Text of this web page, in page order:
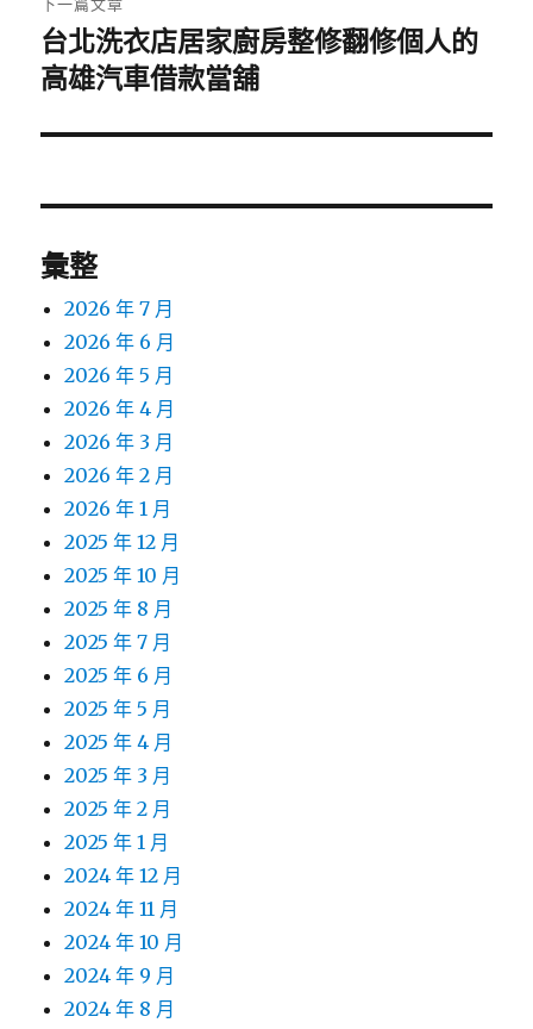
下
一
文
台北洗衣店居家廚房整修翻修個人的
高雄汽車借款當舖
彙整
2026 年 7 月
2026 年 6 月
2026 年 5 月
2026 年 4 月
2026 年 3 月
2026 年 2 月
2026 年 1 月
2025 年 12 月
2025 年 10 月
2025 年 8 月
2025 年 7 月
2025 年 6 月
2025 年 5 月
2025 年 4 月
2025 年 3 月
2025 年 2 月
2025 年 1 月
2024 年 12 月
2024 年 11 月
2024 年 10 月
2024 年 9 月
2024 年 8 月